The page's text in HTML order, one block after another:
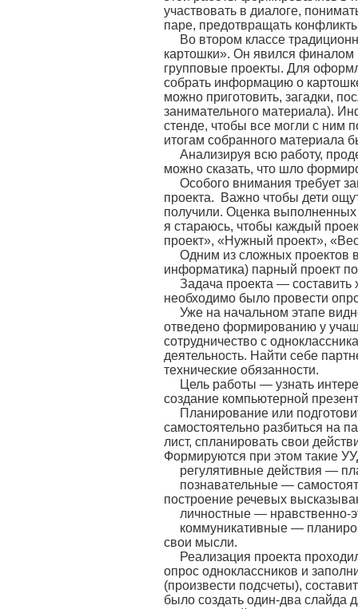
участвовать в диалоге,
паре, предотвращать
Во втором классе
картошки». Он явился финалом
групповые проекты. Для
собрать информацию о
можно приготовить, загадки,
занимательного материала).
стенде, чтобы все могли с ним
итогам собранного материала
Анализируя всю работу,
можно сказать, что шло
Особого внимания требует
проекта. Важно чтобы дети
получили. Оценка
я стараюсь, чтобы каждый
проект», «Нужный проект»,
Одним из сложных проектов
информатика) парный проект
Задача проекта — составить
необходимо было провести
Уже на начальном этапе
отведено формированию у
сотрудничество с
деятельность. Найти себе
технические обязанности.
Цель работы — узнать
создание компьютерной
Планирование или
самостоятельно разбиться на
лист, спланировать свои
Формируются при этом такие
регулятивные действия —
познавательные —
построение речевых
личностные — нравственно-
коммуникативные —
свои мысли.
Реализация проекта
опрос одноклассников и
(произвести подсчеты),
было создать один-два слайда